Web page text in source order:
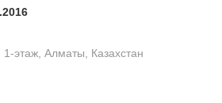
этаж, Алматы, Казахстан